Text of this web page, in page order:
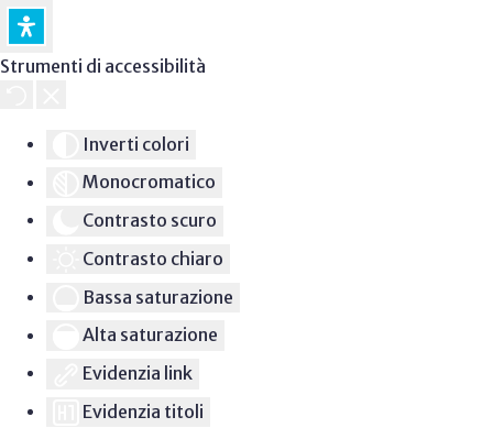
Strumenti di accessibilità
Inverti colori
Monocromatico
Contrasto scuro
Contrasto chiaro
Bassa saturazione
Alta saturazione
Evidenzia link
Evidenzia titoli